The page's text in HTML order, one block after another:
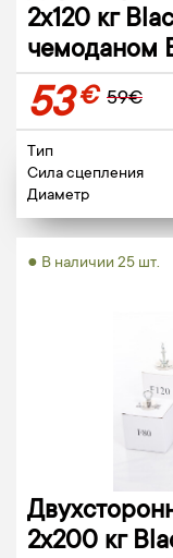
2х120 кг
чемоданом
53€ 59€
Тип
Сила сцепления
Диаметр
● В наличии 25 шт.
2х200 кг